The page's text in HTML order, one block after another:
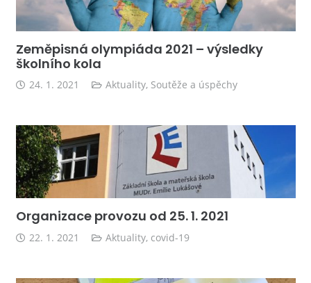
Zeměpisná olympiáda 2021 – výsledky
školního kola
24. 1. 2021 Aktuality, Soutěže a úspěchy
Organizace provozu od 25. 1. 2021
22. 1. 2021 Aktuality, covid-19